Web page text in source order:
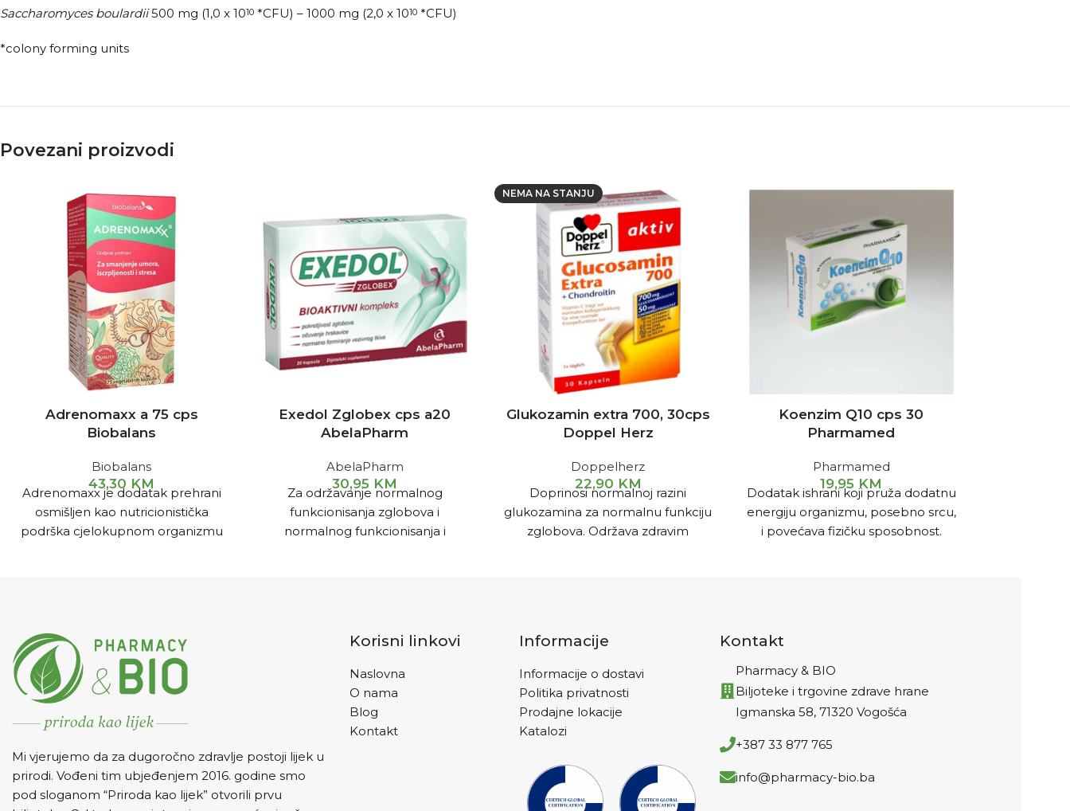
Saccharomyces boulardii500 mg (1,0 x 1010 *CFU) – 1000 mg (2,0 x 1010 *CFU)
*colony forming units
Povezani proizvodi
Adrenomaxx a 75 cps
Biobalans
Biobalans
43,30 KM
Adrenomaxx je dodatak prehrani
osmišljen kao nutricionistička
podrška cjelokupnom organizmu
Exedol Zglobex cps a20
AbelaPharm
AbelaPharm
30,95 KM
Za održavanje normalnog
funkcionisanja zglobova i
normalnog funkcionisanja i
NEMA NA STANJU
Glukozamin extra 700, 30cps
Doppel Herz
Doppelherz
22,90 KM
Doprinosi normalnoj razini
glukozamina za normalnu funkciju
zglobova. Održava zdravim
Koenzim Q10 cps 30
Pharmamed
Pharmamed
19,95 KM
Dodatak ishrani koji pruža dodatnu
energiju organizmu, posebno srcu,
i povećava fizičku sposobnost.
Mi vjerujemo da za dugoročno zdravlje postoji lijek u
prirodi. Vođeni tim ubjeđenjem 2016. godine smo
pod sloganom “Priroda kao lijek” otvorili prvu
Korisni linkovi
Naslovna
O nama
Blog
Kontakt
Informacije
Informacije o dostavi
Politika privatnosti
Prodajne lokacije
Katalozi
Kontakt
Pharmacy & BIO
Biljoteke i trgovine zdrave hrane
Igmanska 58, 71320 Vogošća
+387 33 877 765
info@pharmacy-bio.ba